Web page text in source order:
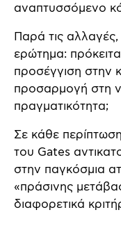
αναπτυσσόμενο
Παρά τις
ερώτημα:
προσέγγιση στην
προσαρμογή στη
πραγματικότητα;
Σε κάθε
του Gates
στην παγκόσμια
«πράσινης
διαφορετικά